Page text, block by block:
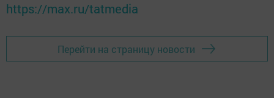
https://max.ru/tatmedia
Перейти на страницу новости